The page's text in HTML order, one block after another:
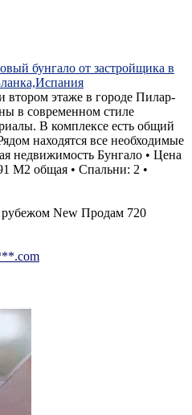
бунгало от застройщика в
втором этаже в городе Пилар-
в современном стиле
В комплексе есть общий
находятся все необходимые
недвижимость Бунгало • Цена
M2 общая • Спальни: 2 •
New Продам 720